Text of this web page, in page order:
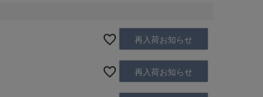
再入荷お知らせ
再入荷お知らせ